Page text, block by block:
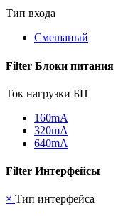
Тип входа
Смешаный
Filter Блоки питания
Ток нагрузки БП
160mА
320mА
640mА
Filter Интерфейсы
× Тип интерфейса